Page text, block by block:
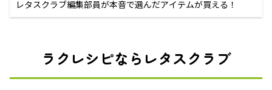
レタスクラブ編集部員が本音で選んだアイテムが買える！
ラクレシピならレタスクラブ